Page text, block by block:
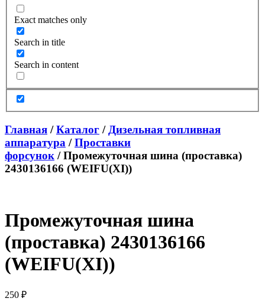
Exact matches only
Search in title
Search in content
Главная /Каталог / Дизельная топливная
аппаратура /Проставки
форсунок / Промежуточная шина (проставка)
2430136166 (WEIFU(XI))
Промежуточная шина
(проставка) 2430136166
(WEIFU(XI))
250 ₽